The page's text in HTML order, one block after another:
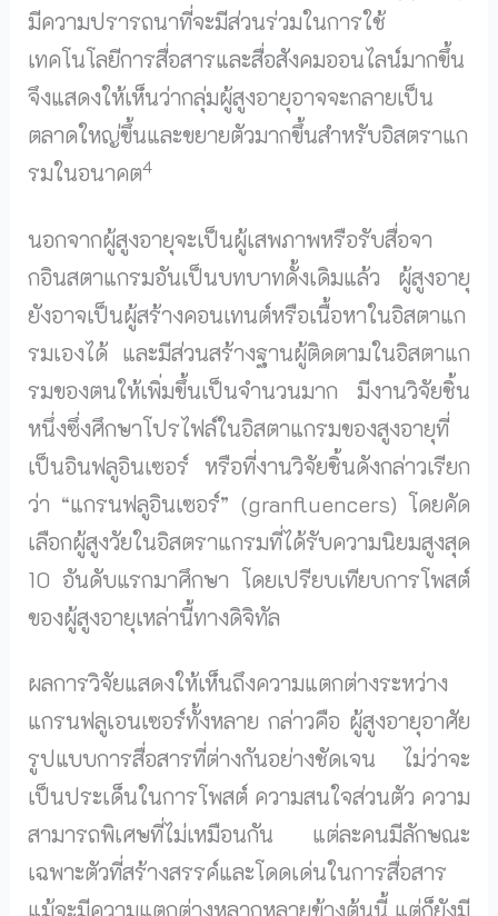
มีความปรารถนาที่จะมีส่วนร่วมในการใช้
เทคโนโลยีการสื่อสารและสื่อสังคมออนไลน์มากขึ้น
จึงแสดงให้เห็นว่ากลุ่มผู้สูงอายุอาจจะกลายเป็น
ตลาดใหญ่ขึ้นและขยายตัวมากขึ้นสำหรับอิสตราแก
รมในอนาคต4
นอกจากผู้สูงอายุจะเป็นผู้เสพภาพหรือรับสื่อจา
กอินสตาแกรมอันเป็นบทบาทดั้งเดิมแล้ว ผู้สูงอายุ
ยังอาจเป็นผู้สร้างคอนเทนต์หรือเนื้อหาในอิสตาแก
รมเองได้ และมีส่วนสร้างฐานผู้ติดตามในอิสตาแก
รมของตนให้เพิ่มขึ้นเป็นจำนวนมาก มีงานวิจัยชิ้น
หนึ่งซึ่งศึกษาโปรไฟล์ในอิสตาแกรมของสูงอายุที่
เป็นอินฟลูอินเซอร์ หรือที่งานวิจัยชิ้นดังกล่าวเรียก
ว่า “แกรนฟลูอินเซอร์” (granfluencers) โดยคัด
เลือกผู้สูงวัยในอิสตราแกรมที่ได้รับความนิยมสูงสุด
10 อันดับแรกมาศึกษา โดยเปรียบเทียบการโพสต์
ของผู้สูงอายุเหล่านี้ทางดิจิทัล
ผลการวิจัยแสดงให้เห็นถึงความแตกต่างระหว่าง
แกรนฟลูเอนเซอร์ทั้งหลาย กล่าวคือ ผู้สูงอายุอาศัย
รูปแบบการสื่อสารที่ต่างกันอย่างชัดเจน ไม่ว่าจะ
เป็นประเด็นในการโพสต์ ความสนใจส่วนตัว ความ
สามารถพิเศษที่ไม่เหมือนกัน แต่ละคนมีลักษณะ
เฉพาะตัวที่สร้างสรรค์และโดดเด่นในการสื่อสาร
แม้จะมีความแตกต่างหลากหลายข้างต้นนี้ แต่ก็ยังมี